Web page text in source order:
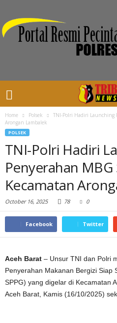
Home Polsek
TNI-Polri Hadiri Launching
Arongan Lambalek
POLSEK
TNI-Polri Hadiri
Penyerahan MBG
Kecamatan
October 16, 2025 78 0
Facebook Twitter
Aceh Barat – Unsur TNI dan Polri
Penyerahan Makanan Bergizi Siap
SPPG) yang digelar di Kecamatan
Aceh Barat, Kamis (16/10/2025)